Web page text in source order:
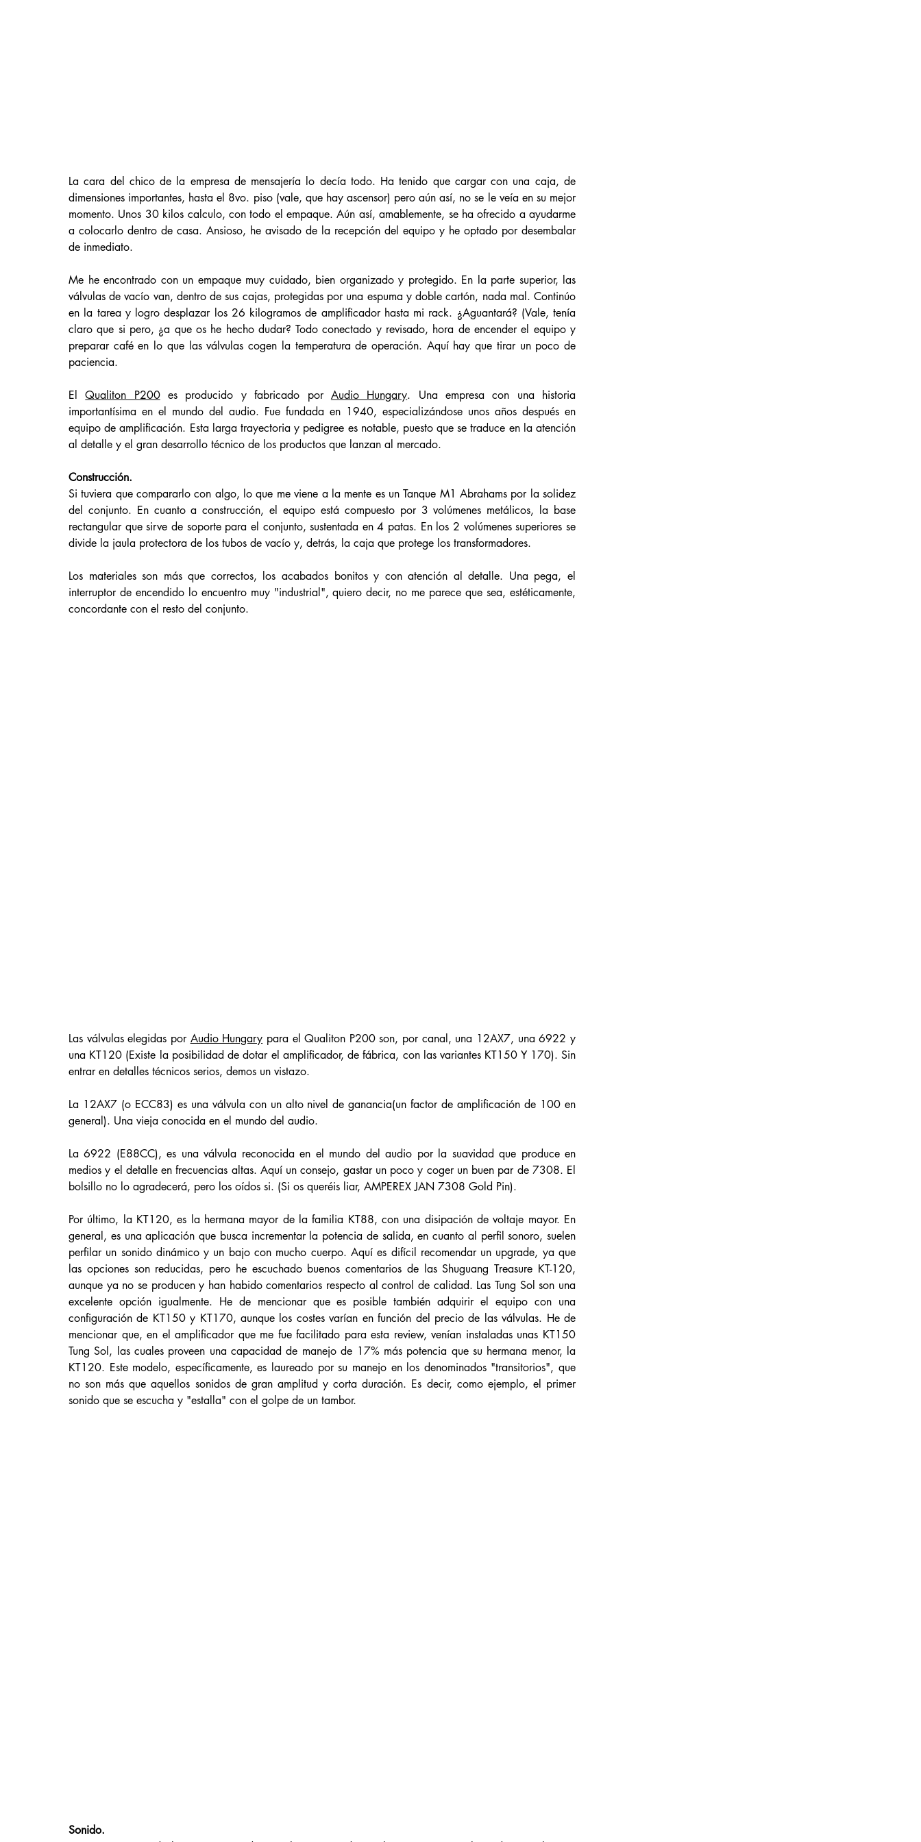
La cara del chico de la empresa de mensajería lo decía todo. Ha tenido que cargar con una caja, de
dimensiones importantes, hasta el 8vo. piso (vale, que hay ascensor) pero aún así, no se le veía en su mejor
momento. Unos 30 kilos calculo, con todo el empaque. Aún así, amablemente, se ha ofrecido a ayudarme
a colocarlo dentro de casa. Ansioso, he avisado de la recepción del equipo y he optado por desembalar
de inmediato.
Me he encontrado con un empaque muy cuidado, bien organizado y protegido. En la parte superior, las
válvulas de vacío van, dentro de sus cajas, protegidas por una espuma y doble cartón, nada mal. Continúo
en la tarea y logro desplazar los 26 kilogramos de amplificador hasta mi rack. ¿Aguantará? (Vale, tenía
claro que si pero, ¿a que os he hecho dudar? Todo conectado y revisado, hora de encender el equipo y
preparar café en lo que las válvulas cogen la temperatura de operación. Aquí hay que tirar un poco de
paciencia.
El Qualiton P200 es producido y fabricado por Audio Hungary. Una empresa con una historia
importantísima en el mundo del audio. Fue fundada en 1940, especializándose unos años después en
equipo de amplificación. Esta larga trayectoria y pedigree es notable, puesto que se traduce en la atención
al detalle y el gran desarrollo técnico de los productos que lanzan al mercado.
Construcción.
Si tuviera que compararlo con algo, lo que me viene a la mente es un Tanque M1 Abrahams por la solidez
del conjunto. En cuanto a construcción, el equipo está compuesto por 3 volúmenes metálicos, la base
rectangular que sirve de soporte para el conjunto, sustentada en 4 patas. En los 2 volúmenes superiores se
divide la jaula protectora de los tubos de vacío y, detrás, la caja que protege los transformadores.
Los materiales son más que correctos, los acabados bonitos y con atención al detalle. Una pega, el
interruptor de encendido lo encuentro muy "industrial", quiero decir, no me parece que sea, estéticamente,
concordante con el resto del conjunto.
Las válvulas elegidas por Audio Hungary para el Qualiton P200 son, por canal, una 12AX7, una 6922 y
una KT120 (Existe la posibilidad de dotar el amplificador, de fábrica, con las variantes KT150 Y 170). Sin
entrar en detalles técnicos serios, demos un vistazo.
La 12AX7 (o ECC83) es una válvula con un alto nivel de ganancia(un factor de amplificación de 100 en
general). Una vieja conocida en el mundo del audio.
La 6922 (E88CC), es una válvula reconocida en el mundo del audio por la suavidad que produce en
medios y el detalle en frecuencias altas. Aquí un consejo, gastar un poco y coger un buen par de 7308. El
bolsillo no lo agradecerá, pero los oídos si. (Si os queréis liar, AMPEREX JAN 7308 Gold Pin).
Por último, la KT120, es la hermana mayor de la familia KT88, con una disipación de voltaje mayor. En
general, es una aplicación que busca incrementar la potencia de salida, en cuanto al perfil sonoro, suelen
perfilar un sonido dinámico y un bajo con mucho cuerpo. Aquí es difícil recomendar un upgrade, ya que
las opciones son reducidas, pero he escuchado buenos comentarios de las Shuguang Treasure KT-120,
aunque ya no se producen y han habido comentarios respecto al control de calidad. Las Tung Sol son una
excelente opción igualmente. He de mencionar que es posible también adquirir el equipo con una
configuración de KT150 y KT170, aunque los costes varían en función del precio de las válvulas. He de
mencionar que, en el amplificador que me fue facilitado para esta review, venían instaladas unas KT150
Tung Sol, las cuales proveen una capacidad de manejo de 17% más potencia que su hermana menor, la
KT120. Este modelo, específicamente, es laureado por su manejo en los denominados "transitorios", que
no son más que aquellos sonidos de gran amplitud y corta duración. Es decir, como ejemplo, el primer
sonido que se escucha y "estalla" con el golpe de un tambor.
Sonido.